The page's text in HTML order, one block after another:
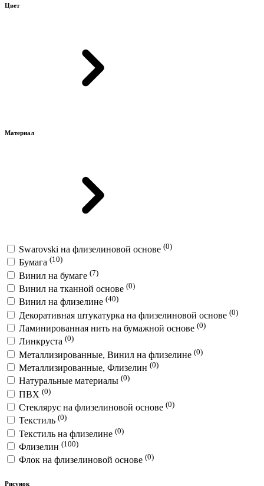
Цвет
Материал
Swarovski на флизелиновой основе (0)
Бумага (10)
Винил на бумаге (7)
Винил на тканной основе (0)
Винил на флизелине (40)
Декоративная штукатурка на флизелиновой основе (0)
Ламинированная нить на бумажной основе (0)
Линкруста (0)
Металлизированные, Винил на флизелине (0)
Металлизированные, Флизелин (0)
Натуральные материалы (0)
ПВХ (0)
Стеклярус на флизелиновой основе (0)
Текстиль (0)
Текстиль на флизелине (0)
Флизелин (100)
Флок на флизелиновой основе (0)
Рисунок